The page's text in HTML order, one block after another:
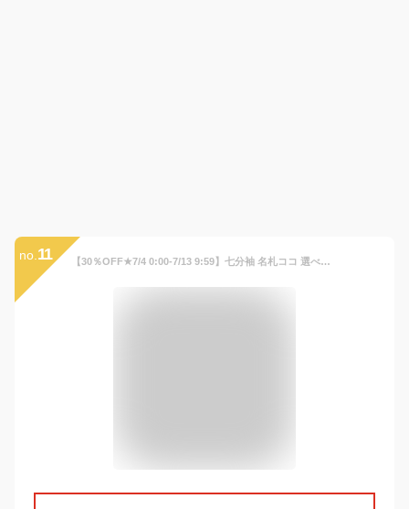
no. 11 【30％OFF★7/4 0:00-7/13 9:59】七分袖 名札ココ 選べるプリント Tシャツ ◆ 100-130 ◆ ◇ 春 秋 男の子 子ども こども 子供 キッズ 服 子供服トップス カットソー ロンT 保育園 幼稚園 通園 通学 学校 おしゃれ シンプル かっこいい ベルメゾン